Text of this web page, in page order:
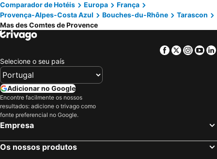
Comparador de Hotéis
Europa
França
Provença-Alpes-Costa Azul
Bouches-du-Rhône
Tarascon
Mas des Comtes de Provence
Facebook
Twitter
Selecione o seu país
Adicionar no Google
Encontre facilmente os nossos
resultados: adicione o trivago como
fonte preferencial no Google.
Empresa
Os nossos produtos